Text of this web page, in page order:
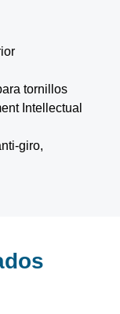
tornillos
Intellectual
giro,